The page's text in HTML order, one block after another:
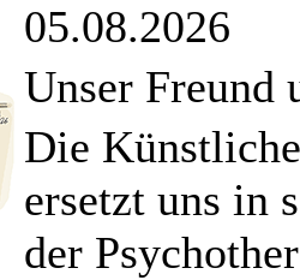
05.08.2026
Unser Freund
Die
ersetzt uns in
der